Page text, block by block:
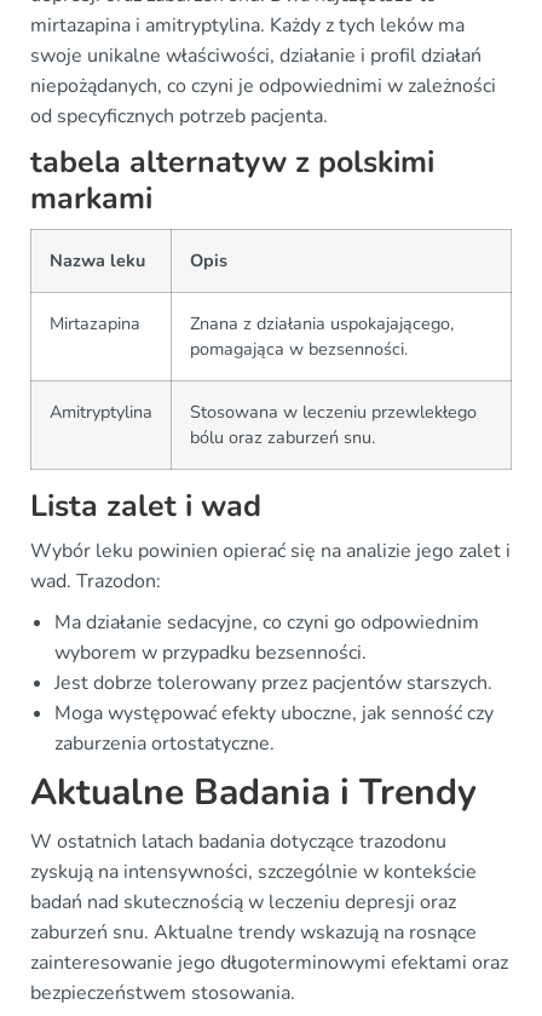
mirtazapina i amitryptylina. Każdy z tych leków ma
swoje unikalne właściwości, działanie i profil działań
niepożądanych, co czyni je odpowiednimi w zależności
od specyficznych potrzeb pacjenta.
tabela alternatyw z polskimi
markami
Nazwa leku Opis
Mirtazapina
Znana z działania uspokajającego,
pomagająca w bezsenności.
Amitryptylina
Stosowana w leczeniu przewlekłego
bólu oraz zaburzeń snu.
Lista zalet i wad
Wybór leku powinien opierać się na analizie jego zalet i
wad. Trazodon:
Ma działanie sedacyjne, co czyni go odpowiednim
wyborem w przypadku bezsenności.
Jest dobrze tolerowany przez pacjentów starszych.
Moga występować efekty uboczne, jak senność czy
zaburzenia ortostatyczne.
Aktualne Badania i Trendy
W ostatnich latach badania dotyczące trazodonu
zyskują na intensywności, szczególnie w kontekście
badań nad skutecznością w leczeniu depresji oraz
zaburzeń snu. Aktualne trendy wskazują na rosnące
zainteresowanie jego długoterminowymi efektami oraz
bezpieczeństwem stosowania.